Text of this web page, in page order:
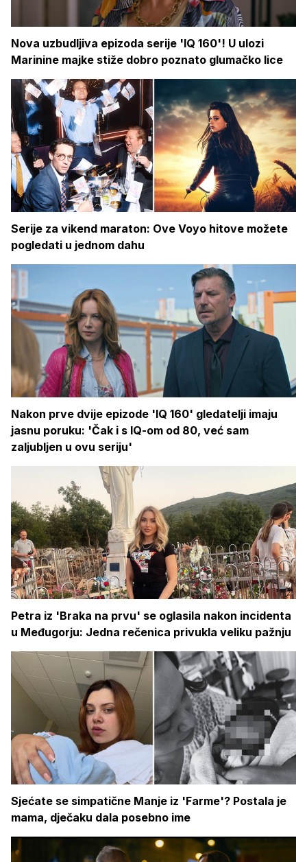
Nova uzbudljiva epizoda serije 'IQ 160'! U ulozi
Marinine majke stiže dobro poznato glumačko lice
Serije za vikend maraton: Ove Voyo hitove možete
pogledati u jednom dahu
Nakon prve dvije epizode 'IQ 160' gledatelji imaju
jasnu poruku: 'Čak i s IQ-om od 80, već sam
zaljubljen u ovu seriju'
Petra iz 'Braka na prvu' se oglasila nakon incidenta
u Međugorju: Jedna rečenica privukla veliku pažnju
Sjećate se simpatične Manje iz 'Farme'? Postala je
mama, dječaku dala posebno ime